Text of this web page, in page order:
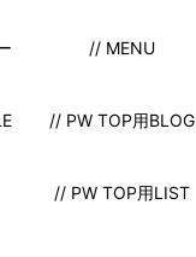
// MENU
// PW TOP用BLOG
// PW TOP用LIST